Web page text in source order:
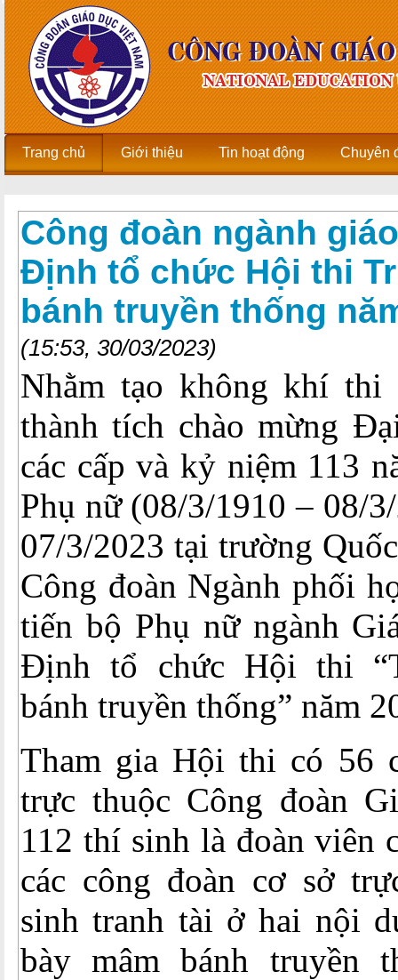
Trang chủ Giới thiệu Tin hoạt động Chuyên
Công đoàn ngành
Định tổ chức Hội thi
bánh truyền thống
(15:53, 30/03/2023)
Nhằm tạo không khí thi
thành tích chào mừng
các cấp và kỷ niệm 113
Phụ nữ (08/3/1910 – 08/
07/3/2023 tại trường
Công đoàn Ngành phối
tiến bộ Phụ nữ ngành
Định tổ chức Hội thi
bánh truyền thống” năm
Tham gia Hội thi có 56
trực thuộc Công đoàn
112 thí sinh là đoàn viên
các công đoàn cơ sở
sinh tranh tài ở hai nội
bày mâm bánh truyền